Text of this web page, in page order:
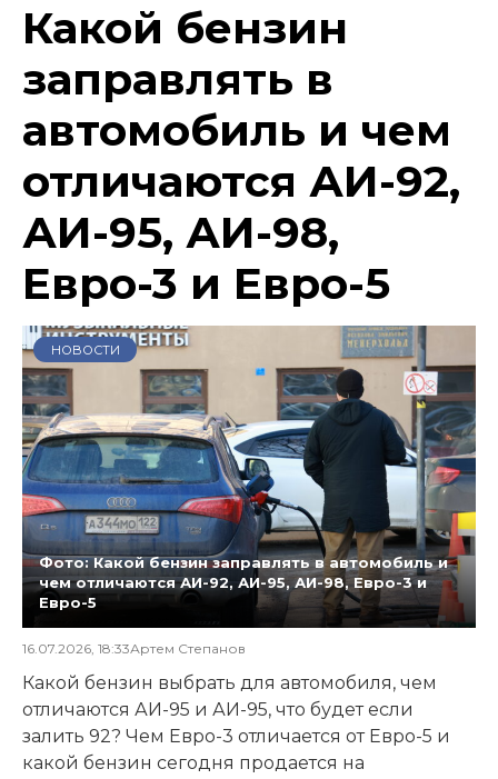
Какой бензин
заправлять в
автомобиль и чем
отличаются АИ-92,
АИ-95, АИ-98,
Евро-3 и Евро-5
НОВОСТИ
Фото: Какой бензин заправлять в автомобиль и
чем отличаются АИ-92, АИ-95, АИ-98, Евро-3 и
Евро-5
16.07.2026, 18:33Артем Степанов
Какой бензин выбрать для автомобиля, чем
отличаются АИ-95 и АИ-95, что будет если
залить 92? Чем Евро-3 отличается от Евро-5 и
какой бензин сегодня продается на